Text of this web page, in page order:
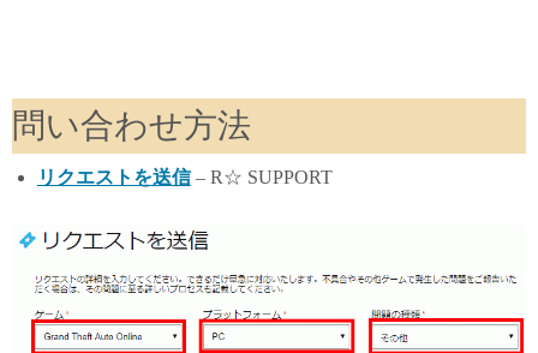
問い合わせ方法
リクエストを送信– R☆ SUPPORT